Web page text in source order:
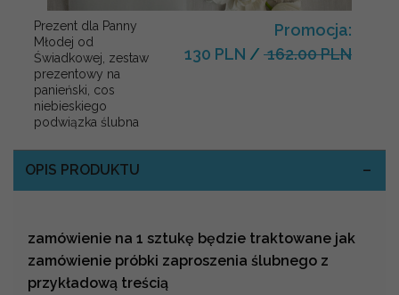
Prezent dla Panny
Młodej od
Świadkowej, zestaw
prezentowy na
panieński, cos
niebieskiego
podwiązka ślubna
Promocja:
130 PLN / 162.00 PLN
OPIS PRODUKTU
zamówienie na 1 sztukę będzie traktowane jak
zamówienie próbki zaproszenia ślubnego z
przykładową treścią